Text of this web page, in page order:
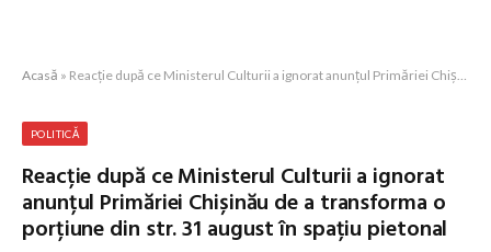
Acasă » Reacție după ce Ministerul Culturii a ignorat anunțul Primăriei Chișinău de a transforma o porțiune din str. 31 august în spațiu pietonal
POLITICĂ
Reacție după ce Ministerul Culturii a ignorat
anunțul Primăriei Chișinău de a transforma o
porțiune din str. 31 august în spațiu pietonal